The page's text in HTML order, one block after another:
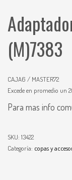
(M)7383
CAJA6 / MASTER72
Excede en promedio un
Para mas info
SKU: 13422
Categoría: copas y